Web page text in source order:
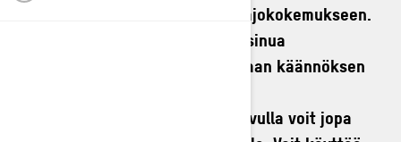
BRP GO! on lippusi yhdistettyyn ajokokemukseen.
Tämä navigointisovellus auttaa sinua
suunnittelemaan retkiä ja saamaan käännöksen
moottorikelkkareiteillä, ja sen avulla voit jopa